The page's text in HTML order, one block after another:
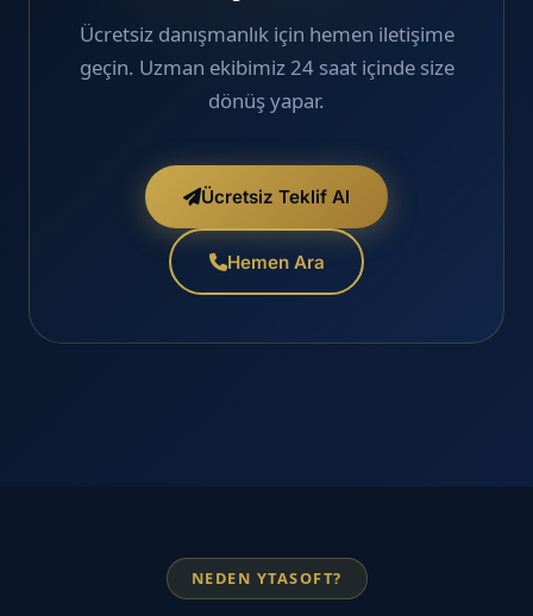
Ücretsiz danışmanlık için hemen iletişime
geçin. Uzman ekibimiz 24 saat içinde size
dönüş yapar.
Ücretsiz Teklif Al
Hemen Ara
NEDEN YTASOFT?